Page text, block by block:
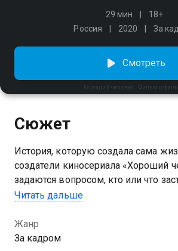
29 мин
18+
Россия
2020 За
Хороший человек. Фильм о
Смотреть
Сюжет
История, которую создала сама
создатели киносериала «Хороший
задаются вопросом, кто или что
совершать насилие. Всё, что
встреча с самым страшным
Читать дальше
Жанр
За кадром